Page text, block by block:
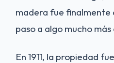
madera fue finalmente
paso a algo mucho
En 1911, la propiedad